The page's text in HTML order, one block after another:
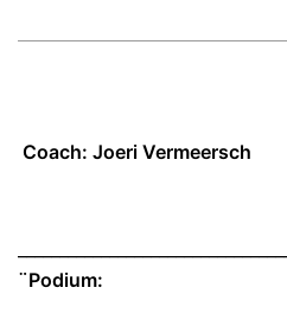
Coach: Joeri Vermeersch
¨Podium: